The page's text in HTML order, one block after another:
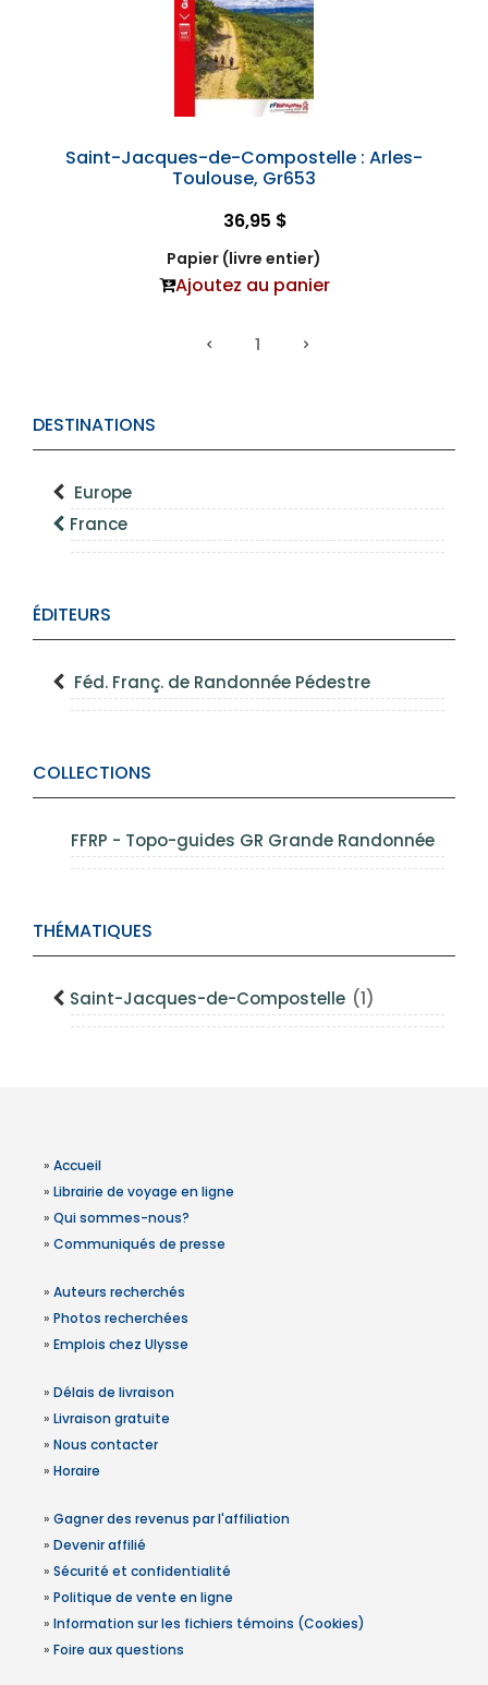
DESTINATIONS
Europe
France
ÉDITEURS
Féd. Franç. de Randonnée Pédestre
COLLECTIONS
FFRP - Topo-guides GR Grande Randonnée
THÉMATIQUES
Saint-Jacques-de-Compostelle (1)
Saint-Jacques-de-Compostelle : Arles-
Toulouse, Gr653
36,95 $
Papier (livre entier)
Ajoutez au panier
1
» Accueil
» Librairie de voyage en ligne
» Qui sommes-nous?
» Communiqués de presse
» Auteurs recherchés
» Photos recherchées
» Emplois chez Ulysse
» Délais de livraison
» Livraison gratuite
» Nous contacter
» Horaire
» Gagner des revenus par l'affiliation
» Devenir affilié
» Sécurité et confidentialité
» Politique de vente en ligne
» Information sur les fichiers témoins (Cookies)
» Foire aux questions